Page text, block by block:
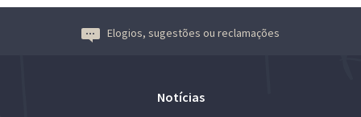
Elogios, sugestões ou reclamações
Notícias